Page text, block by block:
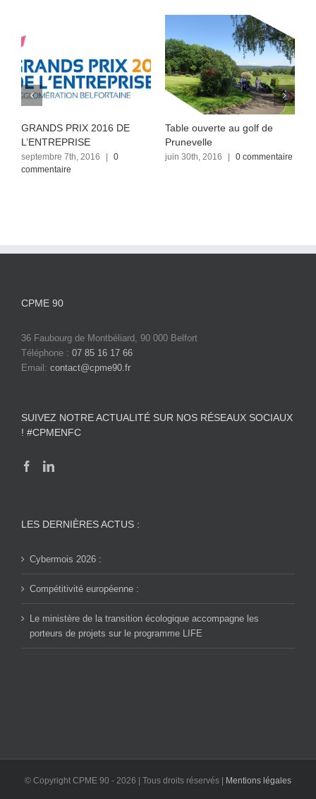
GRANDS PRIX 2016 DE
L’ENTREPRISE
septembre 7th, 2016
0
commentaire
Table ouverte au golf de
Prunevelle
juin 30th, 2016 0 commentaire
CPME 90
36 Faubourg de Montbéliard, 90 000 Belfort
Téléphone : 07 85 16 17 66
Email: contact@cpme90.fr
SUIVEZ NOTRE ACTUALITÉ SUR NOS RÉSEAUX SOCIAUX
! #CPMENFC
LES DERNIÈRES ACTUS :
Cybermois 2026 :
Compétitivité européenne :
Le ministère de la transition écologique accompagne les
porteurs de projets sur le programme LIFE
© Copyright CPME 90 - 2026 | Tous droits réservés | Mentions légales